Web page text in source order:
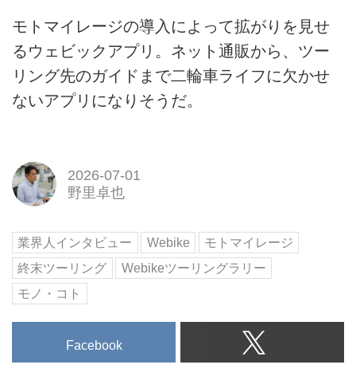
モトマイレージの導入によって拡がりを見せ
るウェビックアプリ。ネット通販から、ツー
リング先のガイドまで二輪車ライフに欠かせ
ないアプリになりそうだ。
2026-07-01
野里卓也
業界人インタビュー Webike
モトマイレージ
終末ツーリング
Webikeツーリングラリー
モノ・コト
Facebook